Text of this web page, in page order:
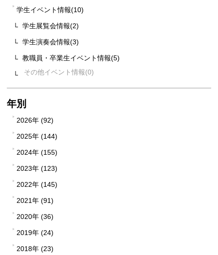
学生イベント情報(10)
学生展覧会情報(2)
学生演奏会情報(3)
教職員・卒業生イベント情報(5)
その他イベント情報
年別
2026年 (92)
2025年 (144)
2024年 (155)
2023年 (123)
2022年 (145)
2021年 (91)
2020年 (36)
2019年 (24)
2018年 (23)